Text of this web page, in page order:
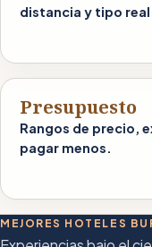
distancia y tipo
Presupuesto
Rangos de precio,
pagar menos.
MEJORES HOTELES